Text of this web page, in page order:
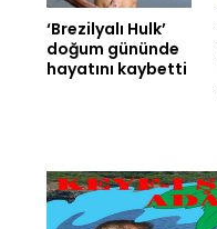
‘Brezilyalı Hulk’
doğum gününde
hayatını kaybetti